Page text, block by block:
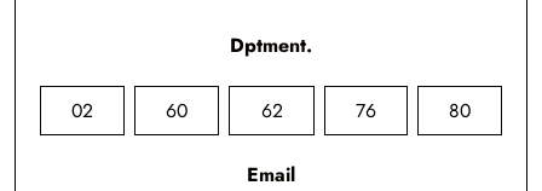
Dptment.
02 60 62 76 80
Email